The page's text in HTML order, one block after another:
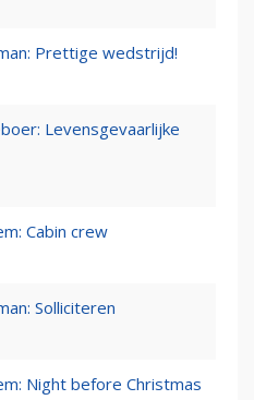
Prettige wedstrijd!
Levensgevaarlijke
Cabin crew
Solliciteren
Night before Christmas